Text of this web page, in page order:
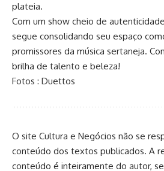
plateia.
Com um show cheio de
segue consolidando seu espaço
promissores da música sertaneja.
brilha de talento e beleza!
Fotos : Duettos
O site Cultura e Negócios não se
conteúdo dos textos publicados. A
conteúdo é inteiramente do autor,